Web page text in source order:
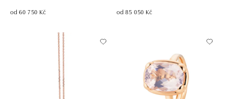
od 60 750 Kč od 85 050 Kč